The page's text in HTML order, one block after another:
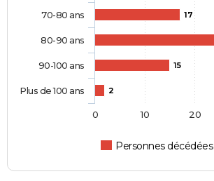
17
15
2
Personnes décédées
70-80 ans
80-90 ans
90-100 ans
Plus de 100 ans
0 10 20